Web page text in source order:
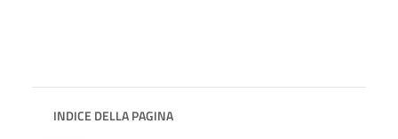
INDICE DELLA PAGINA